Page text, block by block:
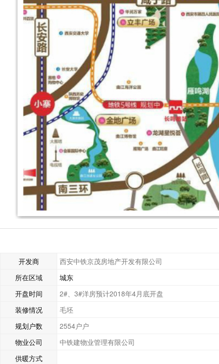
开发商
西安中铁京茂房地产开发有限公司
所在区域
城东
开盘时间
2#、3#洋房预计2018年4月底开盘
装修情况
毛坯
规划户数
2554户户
物业公司
中铁建物业管理有限公司
供暖方式